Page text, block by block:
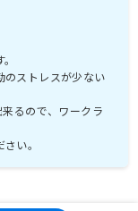
のストレスが少ない
るので、ワークラ
い。